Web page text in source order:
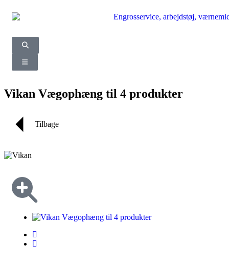
Vikan Vægophæng til 4 produkter
Tilbage